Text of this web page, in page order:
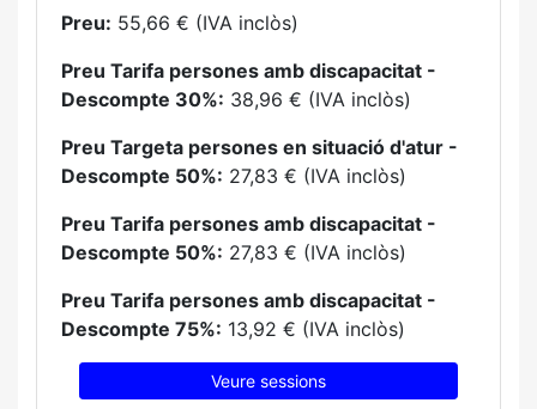
Preu: 55,66 € (IVA inclòs)
Preu Tarifa persones amb discapacitat -
Descompte 30%: 38,96 € (IVA inclòs)
Preu Targeta persones en situació d'atur -
Descompte 50%: 27,83 € (IVA inclòs)
Preu Tarifa persones amb discapacitat -
Descompte 50%: 27,83 € (IVA inclòs)
Preu Tarifa persones amb discapacitat -
Descompte 75%: 13,92 € (IVA inclòs)
Veure sessions